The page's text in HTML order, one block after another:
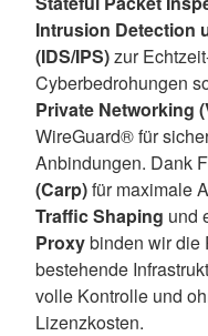
Intrusion Detection
(IDS/IPS)zur
Cyberbedrohungen
Private Networking
WireGuard® für
Anbindungen. Dank
(Carp)für maximale
Traffic Shaping und
Proxybinden wir die
bestehende
volle Kontrolle und
Lizenzkosten.